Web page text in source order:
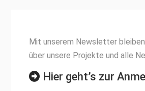
Mit unserem Newsletter
über unsere Projekte und alle
Hier geht’s zur